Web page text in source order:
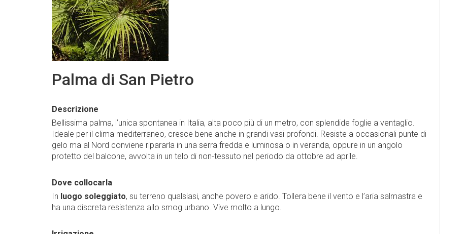
Palma di San Pietro
Descrizione
Bellissima palma, l’unica spontanea in Italia, alta poco più di un metro, con splendide foglie a ventaglio.
Ideale per il clima mediterraneo, cresce bene anche in grandi vasi profondi. Resiste a occasionali punte di
gelo ma al Nord conviene ripararla in una serra fredda e luminosa o in veranda, oppure in un angolo
protetto del balcone, avvolta in un telo di non-tessuto nel periodo da ottobre ad aprile.
Dove collocarla
In luogo soleggiato, su terreno qualsiasi, anche povero e arido. Tollera bene il vento e l’aria salmastra e
ha una discreta resistenza allo smog urbano. Vive molto a lungo.